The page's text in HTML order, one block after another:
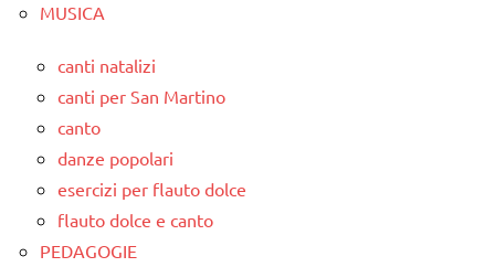
MUSICA
canti natalizi
canti per San Martino
canto
danze popolari
esercizi per flauto dolce
flauto dolce e canto
PEDAGOGIE